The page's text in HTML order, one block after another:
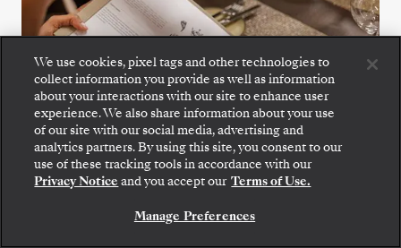
S.A.L.T. Kitchen
O S.A.L.T. Kitchen oferece um menu em
constante mudança inspirado no destino, com
especialidades regionais e sabores locais,
origem responsável. Com 160 vinhos
Embarque: escolha sua suíte e confira as tarifas e
os serviços inclusos antes de confirmar com
segurança sua viagem com a Silversea.
RESERVE A SUA SUITE
We use cookies, pixel tags and other technologies to
collect information you provide as well as information
about your interactions with our site to enhance user
experience. We also share information about your use
of our site with our social media, advertising and
analytics partners. By using this site, you consent to our
use of these tracking tools in accordance with our
Privacy Notice and you accept our Terms of Use.
Manage Preferences